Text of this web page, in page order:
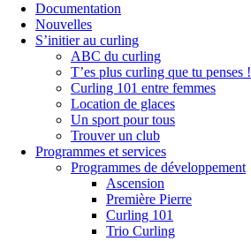
Documentation
Nouvelles
S’initier au curling
ABC du curling
T’es plus curling que tu penses !
Curling 101 entre femmes
Location de glaces
Un sport pour tous
Trouver un club
Programmes et services
Programmes de développement
Ascension
Première Pierre
Curling 101
Trio Curling